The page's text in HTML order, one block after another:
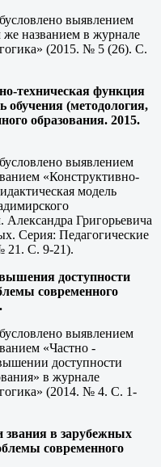
выявлением
названием в журнале
(2015. № 5 (26). С.
техническая функция
обучения (методология,
образования. 2015.
выявлением
«Конструктивно-
модель
Александра Григорьевича
Серия: Педагогические
21. С. 9-21).
доступности
современного
выявлением
«Частно -
доступности
в журнале
(2014. № 4. С. 1-
в зарубежных
современного